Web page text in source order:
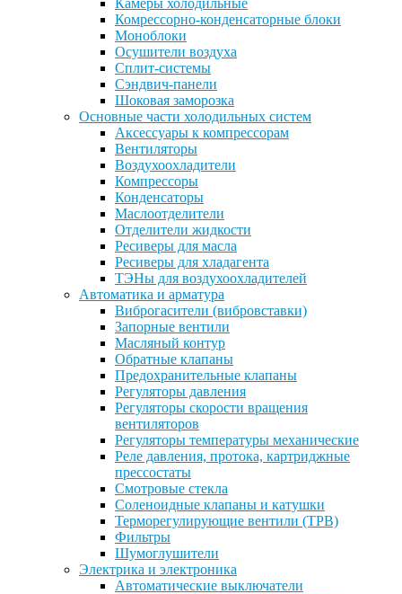
Камеры холодильные
Комрессорно-конденсаторные блоки
Моноблоки
Осушители воздуха
Сплит-системы
Сэндвич-панели
Шоковая заморозка
Основные части холодильных систем
Аксессуары к компрессорам
Вентиляторы
Воздухоохладители
Компрессоры
Конденсаторы
Маслоотделители
Отделители жидкости
Ресиверы для масла
Ресиверы для хладагента
ТЭНы для воздухоохладителей
Автоматика и арматура
Виброгасители (вибровставки)
Запорные вентили
Масляный контур
Обратные клапаны
Предохранительные клапаны
Регуляторы давления
Регуляторы скорости вращения
вентиляторов
Регуляторы температуры механические
Реле давления, протока, картриджные
прессостаты
Смотровые стекла
Соленоидные клапаны и катушки
Терморегулирующие вентили (ТРВ)
Фильтры
Шумоглушители
Электрика и электроника
Автоматические выключатели